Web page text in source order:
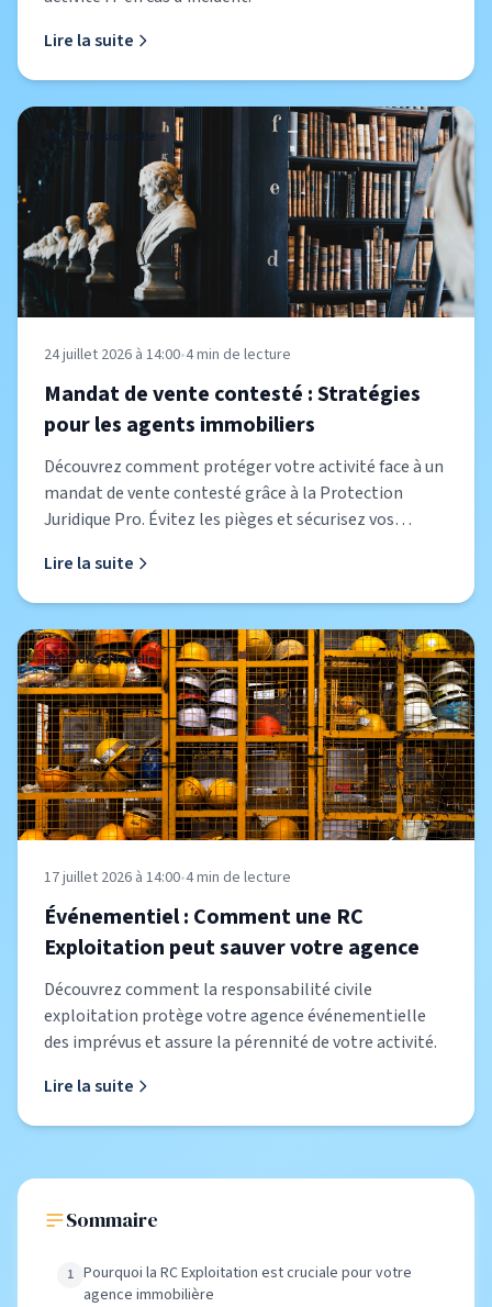
Lire la suite
RC Professionnelle
24 juillet 2026 à 14:00•4min de lecture
Mandat de vente contesté : Stratégies
pour les agents immobiliers
Découvrez comment protéger votre activité face à un
mandat de vente contesté grâce à la Protection
Juridique Pro. Évitez les pièges et sécurisez vos
Lire la suite
RC Professionnelle
17 juillet 2026 à 14:00•4min de lecture
Événementiel : Comment une RC
Exploitation peut sauver votre agence
Découvrez comment la responsabilité civile
exploitation protège votre agence événementielle
des imprévus et assure la pérennité de votre activité.
Lire la suite
Sommaire
Pourquoi la RC Exploitation est cruciale pour votre
agence immobilière